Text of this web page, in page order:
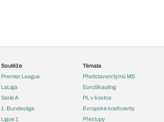
Soutěže
Premier League
LaLiga
Serie A
1. Bundesliga
Ligue 1
Témata
Představení týmů MS
EuroSkauting
PL v kostce
Evropské koeficienty
Přestupy